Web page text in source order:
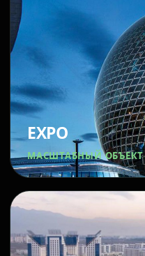
EXPO
МАСШТАБНЫЙ ОБЪЕКТ